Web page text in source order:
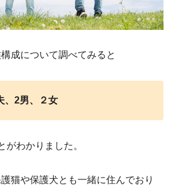
成について調べてみると
、2男、２女
がわかりました。
猫や保護犬とも一緒に住んでおり